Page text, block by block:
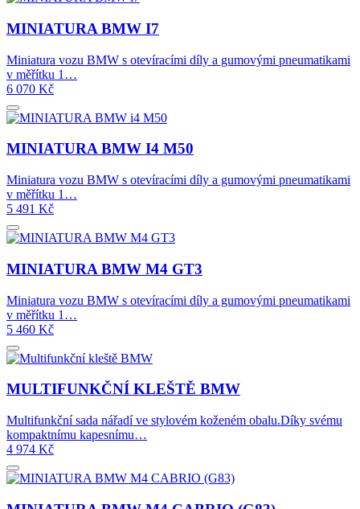
MINIATURA BMW I7
Miniatura vozu BMW s otevíracími díly a gumovými pneumatikami
v měřítku 1…
6 070 Kč
MINIATURA BMW I4 M50
Miniatura vozu BMW s otevíracími díly a gumovými pneumatikami
v měřítku 1…
5 491 Kč
MINIATURA BMW M4 GT3
Miniatura vozu BMW s otevíracími díly a gumovými pneumatikami
v měřítku 1…
5 460 Kč
MULTIFUNKČNÍ KLEŠTĚ BMW
Multifunkční sada nářadí ve stylovém koženém obalu.Díky svému
kompaktnímu kapesnímu…
4 974 Kč